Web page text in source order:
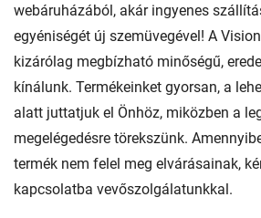
webáruházából, akár ingyenes
egyéniségét új szemüvegével! A
kizárólag megbízható minőségű,
kínálunk. Termékeinket gyorsan, a
alatt juttatjuk el Önhöz, miközben a
megelégedésre törekszünk.
termék nem felel meg elvárásainak,
kapcsolatba vevőszolgálatunkkal.